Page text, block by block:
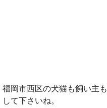
福岡市西区の犬猫も飼い主
して下さいね。